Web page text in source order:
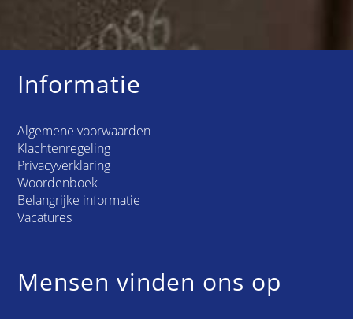
Informatie
Algemene voorwaarden
Klachtenregeling
Privacyverklaring
Woordenboek
Belangrijke informatie
Vacatures
Mensen vinden ons op